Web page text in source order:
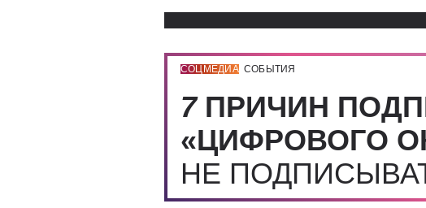
СОЦМЕДИА СОБЫТИЯ
7 ПРИЧИН
«ЦИФРОВОГО
НЕ